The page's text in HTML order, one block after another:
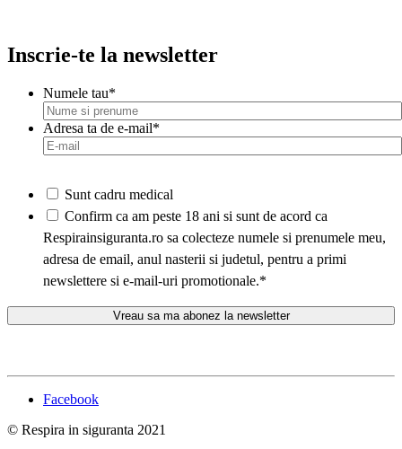
Inscrie-te la newsletter
Numele tau*
Adresa ta de e-mail*
Sunt cadru medical
*
Confirm ca am peste 18 ani si sunt de acord ca
Respirainsiguranta.ro sa colecteze numele si prenumele meu,
adresa de email, anul nasterii si judetul, pentru a primi
newslettere si e-mail-uri promotionale.*
Facebook
© Respira in siguranta 2021